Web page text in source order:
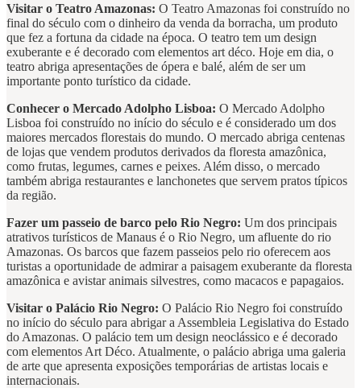
Visitar o Teatro Amazonas: O Teatro Amazonas foi construído no
final do século com o dinheiro da venda da borracha, um produto
que fez a fortuna da cidade na época. O teatro tem um design
exuberante e é decorado com elementos art déco. Hoje em dia, o
teatro abriga apresentações de ópera e balé, além de ser um
importante ponto turístico da cidade.
Conhecer o Mercado Adolpho Lisboa: O Mercado Adolpho
Lisboa foi construído no início do século e é considerado um dos
maiores mercados florestais do mundo. O mercado abriga centenas
de lojas que vendem produtos derivados da floresta amazônica,
como frutas, legumes, carnes e peixes. Além disso, o mercado
também abriga restaurantes e lanchonetes que servem pratos típicos
da região.
Fazer um passeio de barco pelo Rio Negro: Um dos principais
atrativos turísticos de Manaus é o Rio Negro, um afluente do rio
Amazonas. Os barcos que fazem passeios pelo rio oferecem aos
turistas a oportunidade de admirar a paisagem exuberante da floresta
amazônica e avistar animais silvestres, como macacos e papagaios.
Visitar o Palácio Rio Negro: O Palácio Rio Negro foi construído
no início do século para abrigar a Assembleia Legislativa do Estado
do Amazonas. O palácio tem um design neoclássico e é decorado
com elementos Art Déco. Atualmente, o palácio abriga uma galeria
de arte que apresenta exposições temporárias de artistas locais e
internacionais.